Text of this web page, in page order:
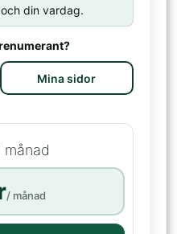
din vardag.
Mina sidor
månad
/ månad